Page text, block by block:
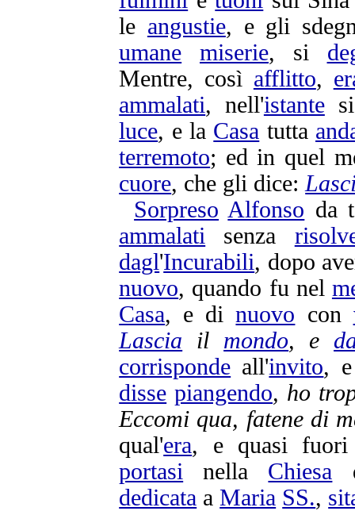
le angustie, e gli
umane
miserie, si
Mentre, così afflitto,
ammalati, nell'istante
luce, e la Casa tutta
terremoto; ed in quel
cuore, che gli dice:
Sorpreso Alfonso da
ammalati senza
dagl'Incurabili, dopo
nuovo, quando fu nel
Casa, e dinuovo con
Lascia il mondo, e
corrisponde all'invito,
disse piangendo, ho
Eccomi qua, fatene di
qual'era, e quasi
portasi nella Chiesa
dedicata aMaria SS.,